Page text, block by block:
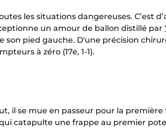
les situations dangereuses. C’est
un amour de ballon distillé par
son pied gauche. D'une précision
à zéro (17e, 1-1).
il se mue en passeur pour la première
catapulte une frappe au premier